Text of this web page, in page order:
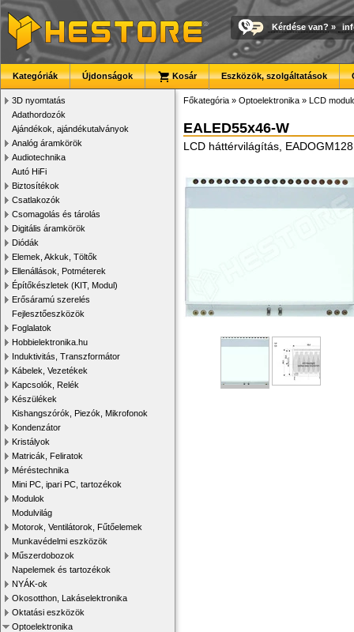
Kérdése van? »
Kategóriák Újdonságok Kosár Eszközök, szolgáltatások
3D nyomtatás
Adathordozók
Ajándékok, ajándékutalványok
Analóg áramkörök
Audiotechnika
Autó HiFi
Biztosítékok
Csatlakozók
Csomagolás és tárolás
Digitális áramkörök
Diódák
Elemek, Akkuk, Töltők
Ellenállások, Potméterek
Építőkészletek (KIT, Modul)
Erősáramú szerelés
Fejlesztőeszközök
Foglalatok
Hobbielektronika.hu
Induktivitás, Transzformátor
Kábelek, Vezetékek
Kapcsolók, Relék
Készülékek
Kishangszórók, Piezók, Mikrofonok
Kondenzátor
Kristályok
Matricák, Feliratok
Méréstechnika
Mini PC, ipari PC, tartozékok
Modulok
Modulvilág
Motorok, Ventilátorok, Fűtőelemek
Munkavédelmi eszközök
Műszerdobozok
Napelemek és tartozékok
NYÁK-ok
Okosotthon, Lakáselektronika
Oktatási eszközök
Optoelektronika
Főkategória » Optoelektronika » LCD
EALED55x46-W
LCD háttérvilágítás,